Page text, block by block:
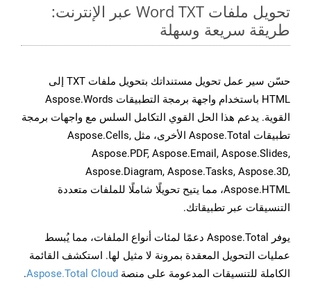
تحويل ملفات Word TXT عبر الإنترنت:
طريقة سريعة وسهلة
حسّن سير عمل تحويل مستنداتك بتحويل ملفات TXT إلى
HTML باستخدام واجهة برمجة التطبيقات Aspose.Words
القوية. يدعم هذا الحل القوي التكامل السلس مع واجهات برمجة
تطبيقات Aspose.Total الأخرى، مثل Aspose.Cells,
Aspose.PDF, Aspose.Email, Aspose.Slides,
Aspose.Diagram, Aspose.Tasks, Aspose.3D,
Aspose.HTML، مما يتيح تحويلًا شاملًا للملفات متعددة
التنسيقات عبر تطبيقاتك.
يوفر Aspose.Total دعمًا لمئات أنواع الملفات، مما يُبسط
عمليات التحويل المعقدة بمرونة لا مثيل لها. استكشف القائمة
الكاملة للتنسيقات المدعومة على منصة Aspose.Total Cloud
.